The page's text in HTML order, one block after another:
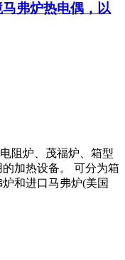
弗炉热电偶，以
阻炉、茂福炉、箱型
加热设备。 可分为箱
和进口马弗炉(美国